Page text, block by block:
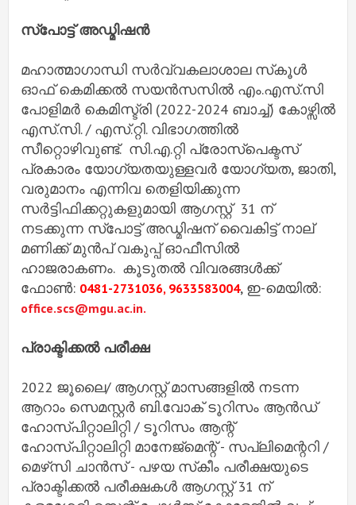
സ്പോട്ട് അഡ്മിഷൻ
മഹാത്മാഗാന്ധി സർവ്വകലാശാല സ്‌കൂൾ
ഓഫ് കെമിക്കൽ സയൻസസിൽ എം.എസ്.സി
പോളിമർ കെമിസ്ട്രി (2022-2024 ബാച്ച്) കോഴ്സിൽ
എസ്.സി. / എസ്.റ്റി. വിഭാഗത്തിൽ
സീറ്റൊഴിവുണ്ട്. സി.എ.റ്റി പ്രോസ്പെക്ടസ്
പ്രകാരം യോഗ്യതയുള്ളവർ യോഗ്യത, ജാതി,
വരുമാനം എന്നിവ തെളിയിക്കുന്ന
സർട്ടിഫിക്കറ്റുകളുമായി ആഗസ്റ്റ് 31 ന്
നടക്കുന്ന സ്പോട്ട് അഡ്മിഷന് വൈകിട്ട് നാല്
മണിക്ക് മുൻപ് വകുപ്പ് ഓഫീസിൽ
ഹാജരാകണം. കൂടുതൽ വിവരങ്ങൾക്ക്
ഫോൺ: 0481-2731036, 9633583004, ഇ-മെയിൽ:
office.scs@mgu.ac.in.
പ്രാക്ടിക്കൽ പരീക്ഷ
2022 ജൂലൈ/ ആഗസ്റ്റ് മാസങ്ങളിൽ നടന്ന
ആറാം സെമസ്റ്റർ ബി.വോക് ടൂറിസം ആൻഡ്
ഹോസ്പിറ്റാലിറ്റി / ടൂറിസം ആന്റ്
ഹോസ്പിറ്റാലിറ്റി മാനേജ്‌മെന്റ് - സപ്ലിമെന്ററി /
മെഴ്‌സി ചാൻസ് - പഴയ സ്‌കീം പരീക്ഷയുടെ
പ്രാക്ടിക്കൽ പരീക്ഷകൾ ആഗസ്റ്റ് 31 ന്